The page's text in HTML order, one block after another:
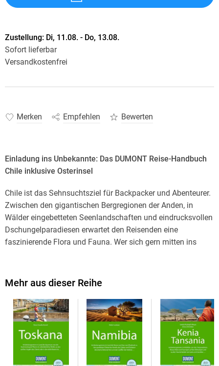
Zustellung: Di, 11.08. - Do, 13.08.
Sofort lieferbar
Versandkostenfrei
Merken Empfehlen Bewerten
Einladung ins Unbekannte: Das DUMONT Reise-Handbuch
Chile inklusive Osterinsel
Chile ist das Sehnsuchtsziel für Backpacker und Abenteurer.
Zwischen den gigantischen Bergregionen der Anden, in
Wälder eingebetteten Seenlandschaften und eindrucksvollen
Dschungelparadiesen erwartet den Reisenden eine
faszinierende Flora und Fauna. Wer sich gern mitten ins
DUMONT Reise-Handbuch entdecken Sie die schönsten Orte
Auf einen Blick: die sehenswertesten Ziele, die schönsten
Routen und ausgewählte Tipps der Autorin zu jeder
Region
Einfach planen mit allen wichtigen Infos zu Anreise,
Mehr aus dieser Reihe